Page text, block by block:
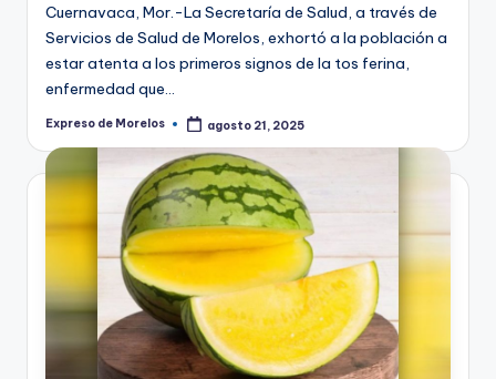
Cuernavaca, Mor.-La Secretaría de Salud, a través de
Servicios de Salud de Morelos, exhortó a la población a
estar atenta a los primeros signos de la tos ferina,
enfermedad que…
Publicado
Expreso de Morelos agosto 21, 2025